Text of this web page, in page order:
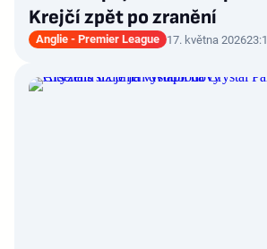
Krejčí zpět po zranění
Anglie - Premier League 17. května 2026